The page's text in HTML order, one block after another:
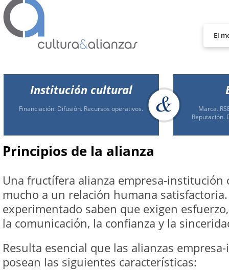
El
Institución cultural
Financiación. Difusión. Recursos operativos.
Marca.
Reputación.
Principios de la alianza
Una fructífera alianza empresa-institución
mucho a un relación humana
experimentado saben que exigen
la comunicación, la confianza y la
Resulta esencial que las alianzas
posean las siguientes características: